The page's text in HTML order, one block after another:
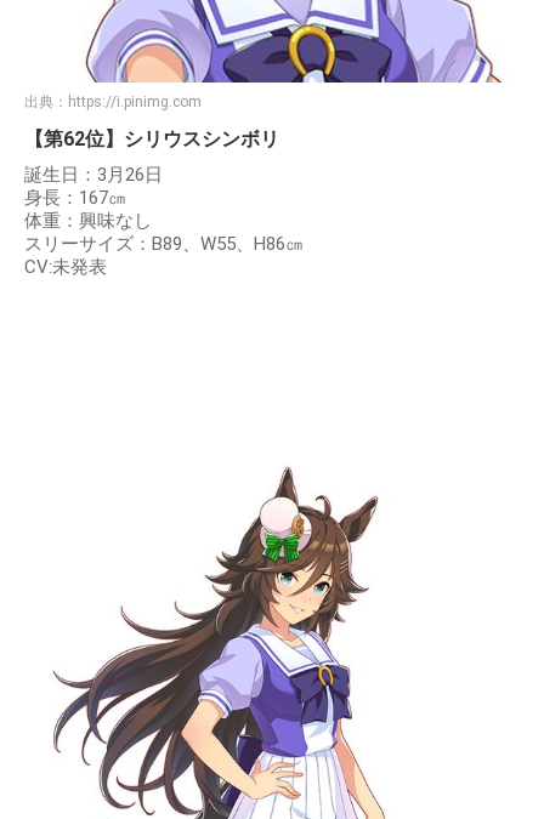
出典： https://i.pinimg.com
【第62位】シリウスシンボリ
誕生日：3月26日
身長：167㎝
体重：興味なし
スリーサイズ：B89、W55、H86㎝
CV:未発表